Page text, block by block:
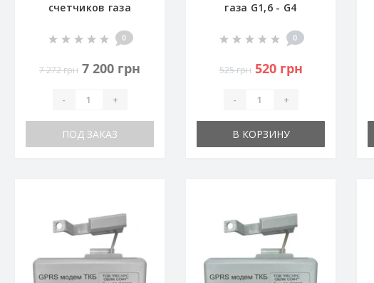
счетчиков газа
0
7 272 грн 7 200 грн
- +
ПОД ЗАКАЗ
газа G1,6 - G4
0
525 грн 520 грн
- +
В КОРЗИНУ